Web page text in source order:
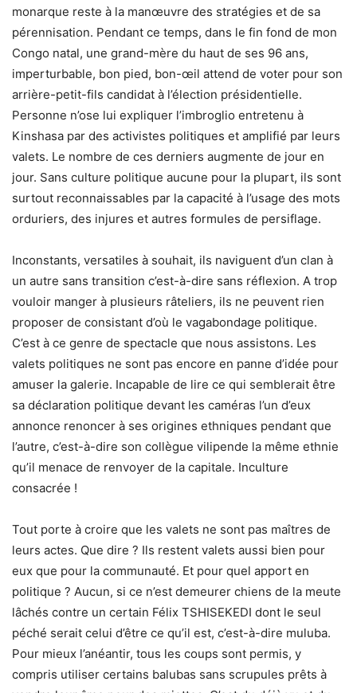
monarque reste à la manœuvre des stratégies et de sa
pérennisation. Pendant ce temps, dans le fin fond de mon
Congo natal, une grand-mère du haut de ses 96 ans,
imperturbable, bon pied, bon-œil attend de voter pour son
arrière-petit-fils candidat à l’élection présidentielle.
Personne n’ose lui expliquer l’imbroglio entretenu à
Kinshasa par des activistes politiques et amplifié par leurs
valets. Le nombre de ces derniers augmente de jour en
jour. Sans culture politique aucune pour la plupart, ils sont
surtout reconnaissables par la capacité à l’usage des mots
orduriers, des injures et autres formules de persiflage.
Inconstants, versatiles à souhait, ils naviguent d’un clan à
un autre sans transition c’est-à-dire sans réflexion. A trop
vouloir manger à plusieurs râteliers, ils ne peuvent rien
proposer de consistant d’où le vagabondage politique.
C’est à ce genre de spectacle que nous assistons. Les
valets politiques ne sont pas encore en panne d’idée pour
amuser la galerie. Incapable de lire ce qui semblerait être
sa déclaration politique devant les caméras l’un d’eux
annonce renoncer à ses origines ethniques pendant que
l’autre, c’est-à-dire son collègue vilipende la même ethnie
qu’il menace de renvoyer de la capitale. Inculture
consacrée !
Tout porte à croire que les valets ne sont pas maîtres de
leurs actes. Que dire ? Ils restent valets aussi bien pour
eux que pour la communauté. Et pour quel apport en
politique ? Aucun, si ce n’est demeurer chiens de la meute
lâchés contre un certain Félix TSHISEKEDI dont le seul
péché serait celui d’être ce qu’il est, c’est-à-dire muluba.
Pour mieux l’anéantir, tous les coups sont permis, y
compris utiliser certains balubas sans scrupules prêts à